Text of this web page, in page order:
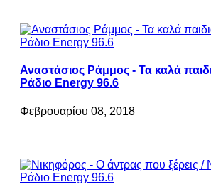
Αναστάσιος Ράμμος - Τα καλά
Ράδιο Energy 96.6
Φεβρουαρίου 08, 2018